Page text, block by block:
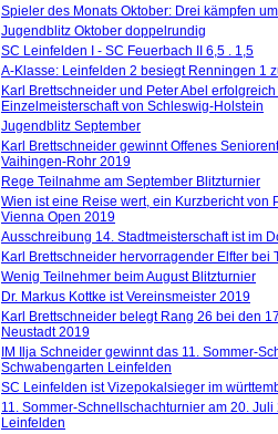
Spieler des Monats Oktober: Drei kämpfen
Jugendblitz Oktober doppelrundig
SC Leinfelden I - SC Feuerbach II 6,5 . 1,5
A-Klasse: Leinfelden 2 besiegt Renningen 1
Karl Brettschneider und Peter Abel
Einzelmeisterschaft von Schleswig-Holstein
Jugendblitz September
Karl Brettschneider gewinnt Offenes
Vaihingen-Rohr 2019
Rege Teilnahme am September Blitzturnier
Wien ist eine Reise wert, ein Kurzbericht von
Vienna Open 2019
Ausschreibung 14. Stadtmeisterschaft ist im
Karl Brettschneider hervorragender Elfter bei
Wenig Teilnehmer beim August Blitzturnier
Dr. Markus Kottke ist Vereinsmeister 2019
Karl Brettschneider belegt Rang 26 bei den
Neustadt 2019
IM Ilja Schneider gewinnt das 11. Sommer-
Schwabengarten Leinfelden
SC Leinfelden ist Vizepokalsieger im
11. Sommer-Schnellschachturnier am 20.
Leinfelden